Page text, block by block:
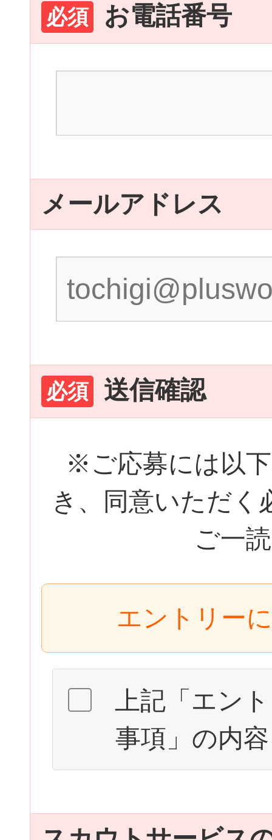
必須 お電話番号
メールアドレス
必須 送信確認
※ご応募には以
き、同意いただく
ご一
エントリー
上記「エン
事項」の内